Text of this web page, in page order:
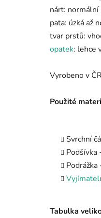
nárt: normální
pata: úzká až
tvar prstů:
opatek: lehce
Vyrobeno v ČR
Použité
Svrchní
Podšívka
Tabulka